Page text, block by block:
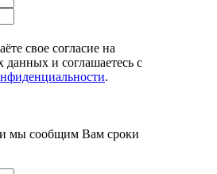
свое согласие на
данных и соглашаетесь с
.
мы сообщим Вам сроки